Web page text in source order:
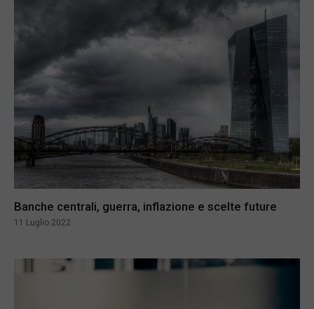
Banche centrali, guerra, inflazione e scelte future
11 Luglio 2022